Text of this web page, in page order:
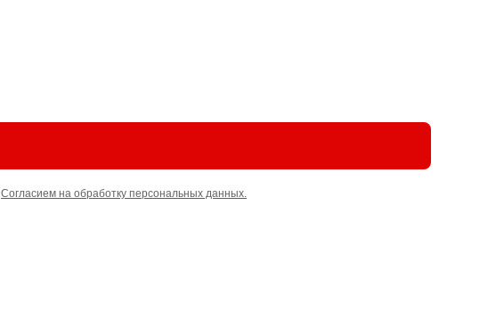
Согласием на обработку персональных данных.